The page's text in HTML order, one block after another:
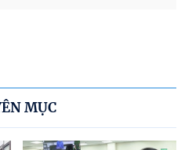
MỤC